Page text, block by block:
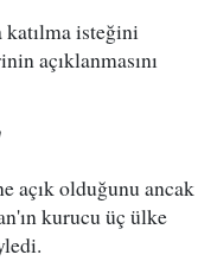
isteğini
açıklanmasını
açık olduğunu ancak
kurucu üç ülke